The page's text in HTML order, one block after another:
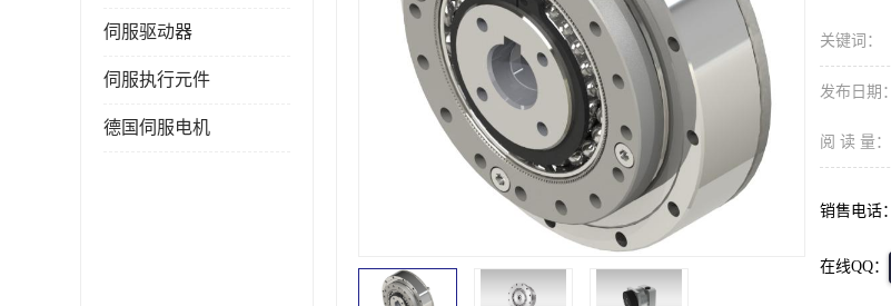
伺服驱动器
伺服执行元件
德国伺服电机
关键词：
发布日期：
阅 读 量：
销售电话：
在线QQ：